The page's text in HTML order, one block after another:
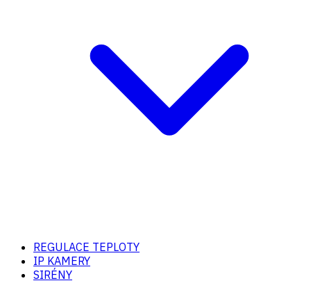
REGULACE TEPLOTY
IP KAMERY
SIRÉNY